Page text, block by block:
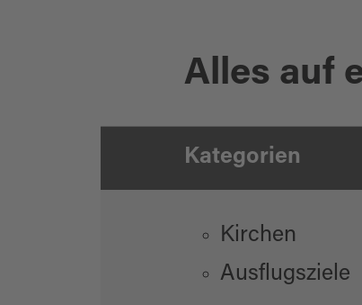
Alles auf
Kategorien
Kirchen
Ausflugsziele